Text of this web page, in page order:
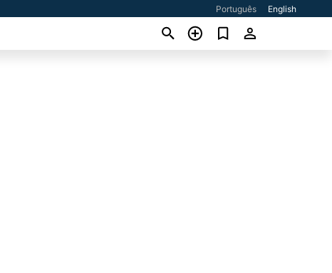
Português English